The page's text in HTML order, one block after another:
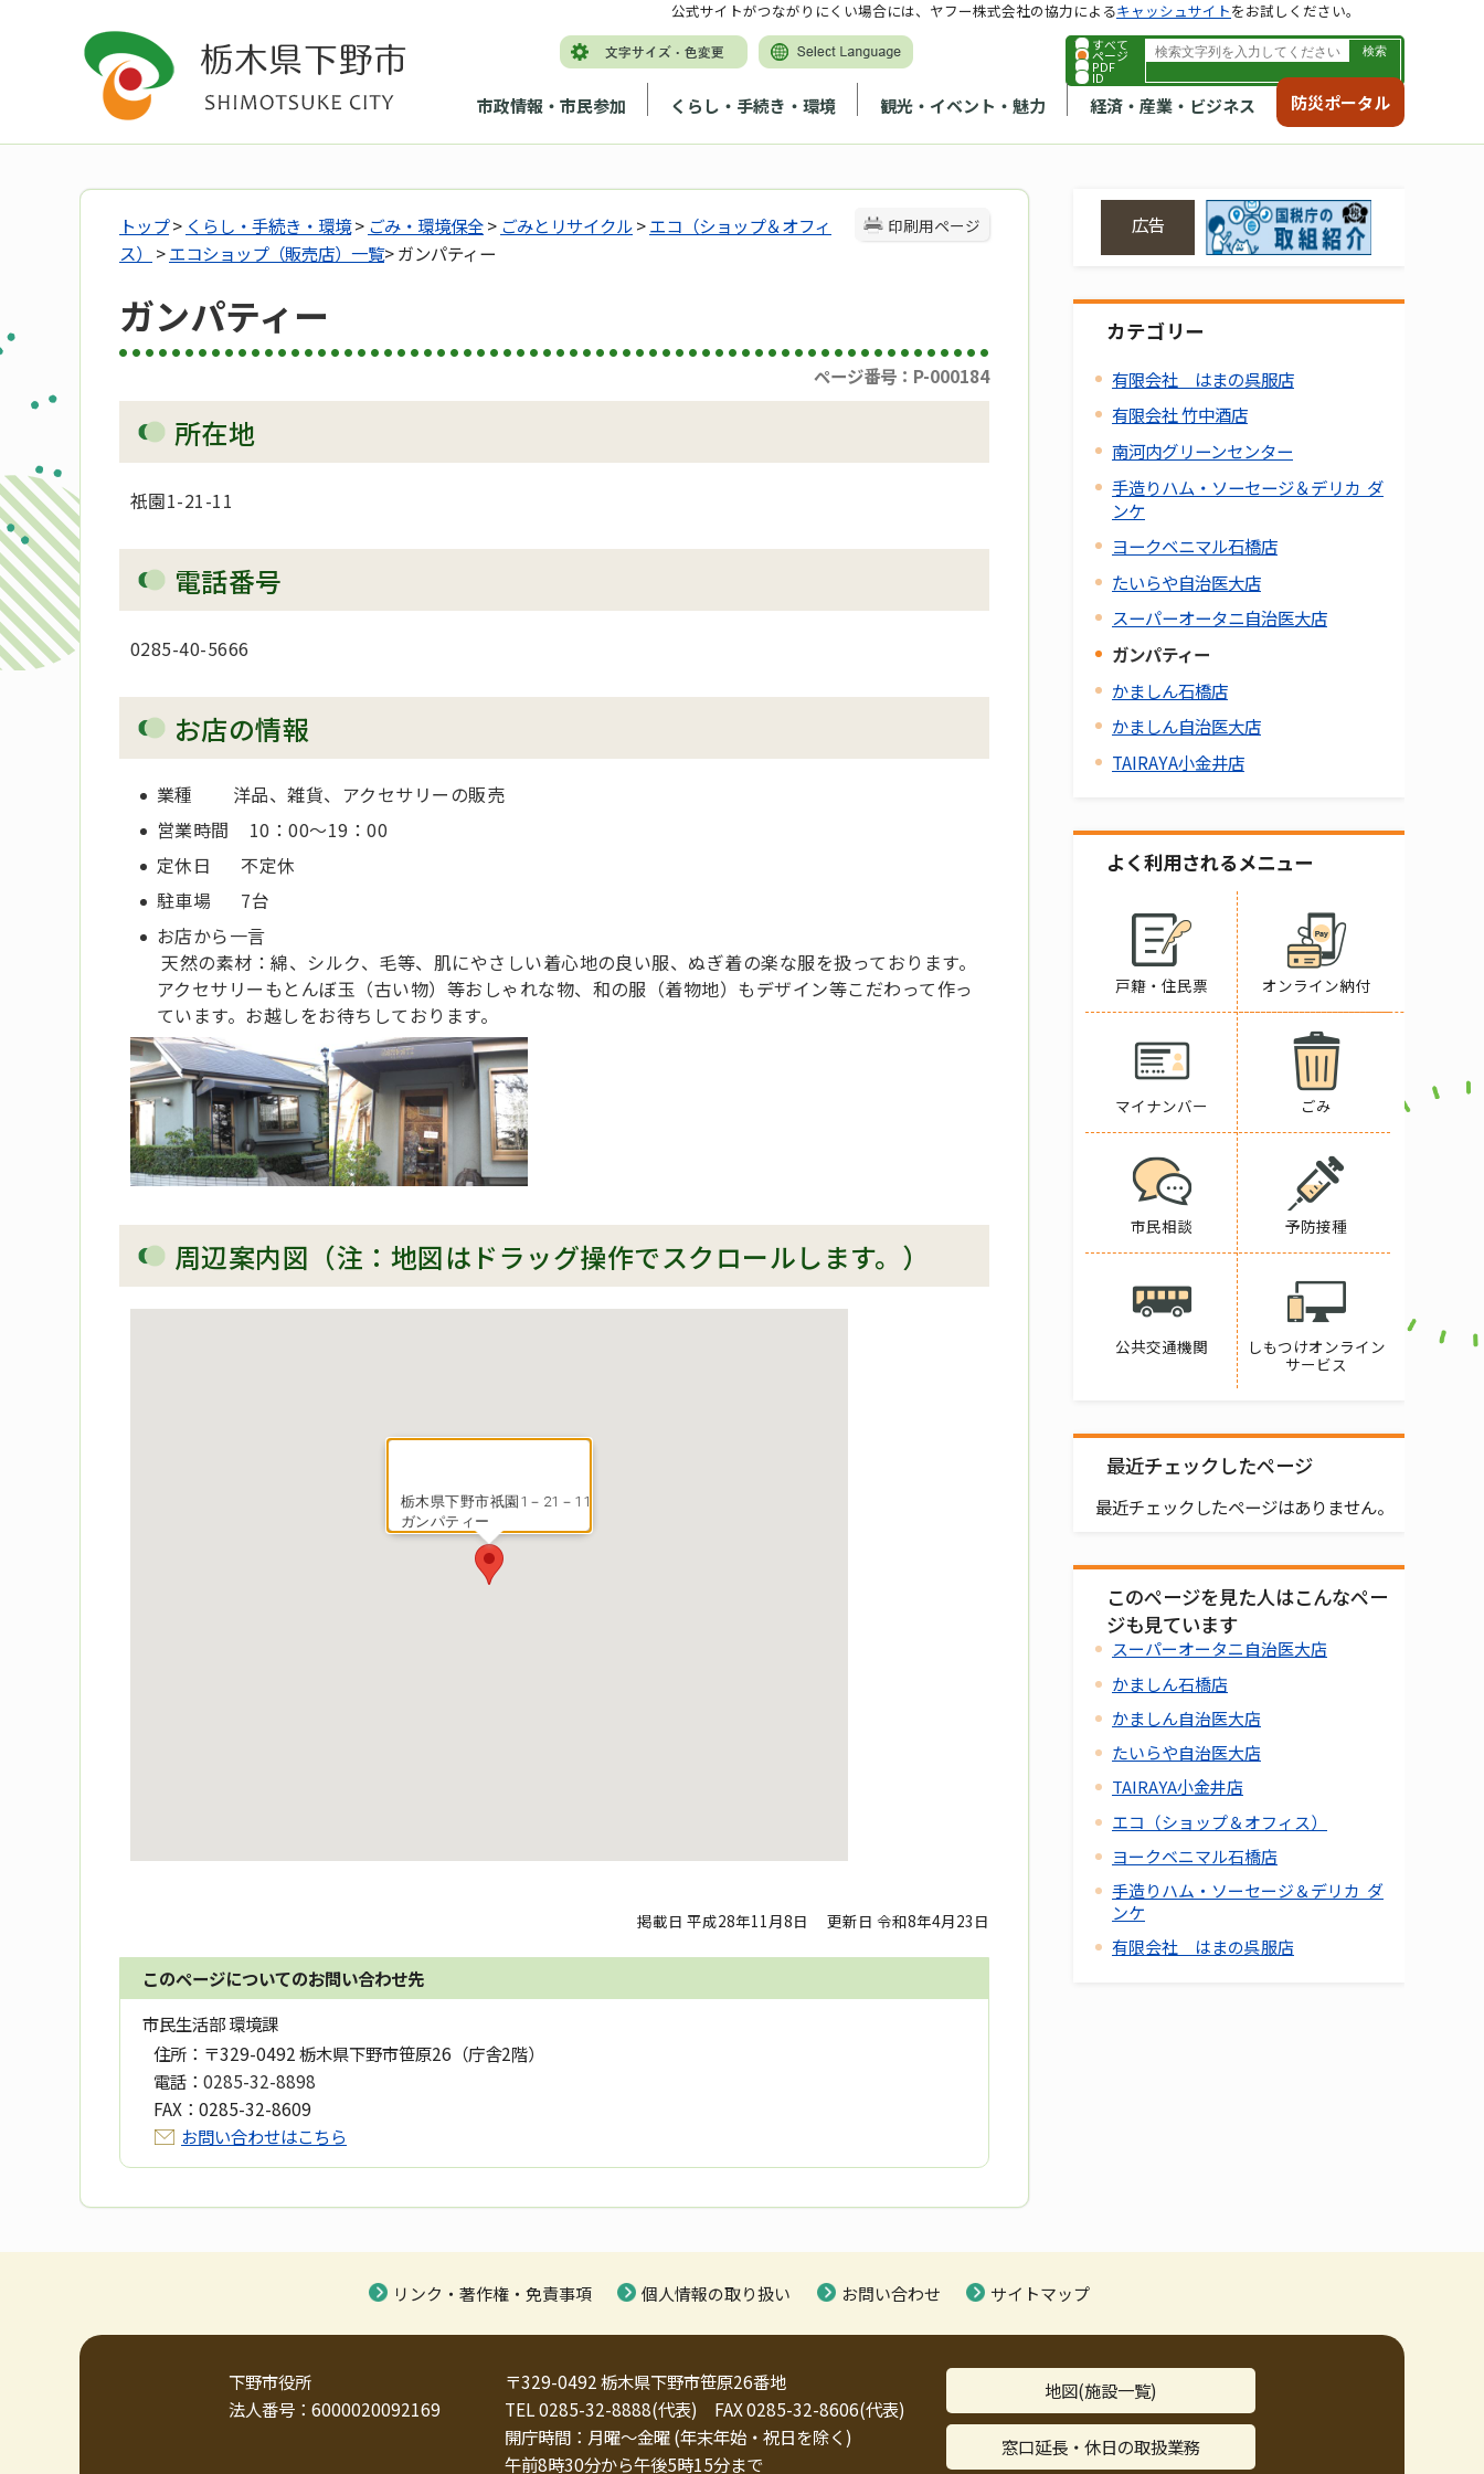
すべて
ページ
PDF
ID
市政情報・市民参加 くらし・手続き・環境 観光・イベント・魅力 経済・産業・ビジネス 防災ポータル
公式サイトがつながりにくい場合には、ヤフー株式会社の協力によるキャッシュサイトをお試しください。
印刷用ページ
トップ> くらし・手続き・環境> ごみ・環境保全> ごみとリサイクル>エコ（ショップ＆オフィ
ス）
>エコショップ（販売店）一覧> ガンパティー
ガンパティー
ページ番号：P-000184
所在地
祇󠄀園1-21-11
電話番号
0285-40-5666
お店の情報
業種 洋品、雑貨、アクセサリーの販売
営業時間 10：00～19：00
定休日 不定休
駐車場 7台
お店から一言
天然の素材：綿、シルク、毛等、肌にやさしい着心地の良い服、ぬぎ着の楽な服を扱っております。
アクセサリーもとんぼ玉（古い物）等おしゃれな物、和の服（着物地）もデザイン等こだわって作っ
ています。お越しをお待ちしております。
周辺案内図（注：地図はドラッグ操作でスクロールします。）
栃木県下野市祇園1－21－11
ガンパティー
掲載日 平成28年11月8日 更新日 令和8年4月23日
このページについてのお問い合わせ先
市民生活部 環境課
住所： 〒329-0492 栃木県下野市笹原26（庁舎2階）
電話： 0285-32-8898
FAX： 0285-32-8609
お問い合わせはこちら
広告
カテゴリー
有限会社 はまの呉服店
有限会社 竹中酒店
南河内グリーンセンター
手造りハム・ソーセージ＆デリカ ダ
ンケ
ヨークベニマル石橋店
たいらや自治医大店
スーパーオータニ自治医大店
ガンパティー
かましん石橋店
かましん自治医大店
TAIRAYA小金井店
よく利用されるメニュー
戸籍・住民票 オンライン納付
マイナンバー ごみ
市民相談 予防接種
公共交通機関
しもつけオンライン
サービス
最近チェックしたページ
最近チェックしたページはありません。
このページを見た人はこんなペー
ジも見ています
スーパーオータニ自治医大店
かましん石橋店
かましん自治医大店
たいらや自治医大店
TAIRAYA小金井店
エコ（ショップ＆オフィス）
ヨークベニマル石橋店
手造りハム・ソーセージ＆デリカ ダ
ンケ
有限会社 はまの呉服店
リンク・著作権・免責事項 個人情報の取り扱い お問い合わせ サイトマップ
下野市役所
法人番号：6000020092169
〒329-0492 栃木県下野市笹原26番地
TEL 0285-32-8888(代表) FAX 0285-32-8606(代表)
開庁時間：月曜～金曜 (年末年始・祝日を除く)
午前8時30分から午後5時15分まで
地図(施設一覧)
窓口延長・休日の取扱業務